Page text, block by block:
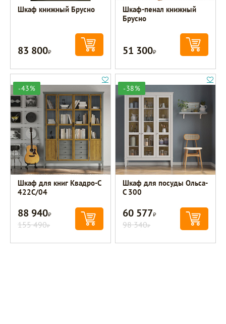
Шкаф книжный Брусно
83 800Р
Шкаф-пенал книжный
Брусно
51 300Р
-43%
Шкаф для книг Квадро-С
422С/04
88 940Р
155 490Р
-38%
Шкаф для посуды Ольса-
С 300
60 577Р
98 340Р